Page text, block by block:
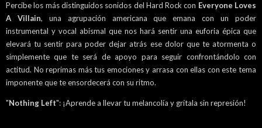
Percibe los más distinguidos sonidos del Hard Rock con Everyone Loves
A Villain, una agrupación americana que emana con un poder
instrumental y vocal abismal que nos hará sentir una euforia épica que
elevará tu sentir para poder dejar atrás ese dolor que te atormenta o
simplemente que te será de apoyo para seguir confrontándolo con
actitud. No reprimas más tus emociones y arrasa con ellas con este tema
imponente que te ensordecerá con su ritmo.
"Nothing Left": ¡Aprende a llevar tu melancolía y grítala sin represión!